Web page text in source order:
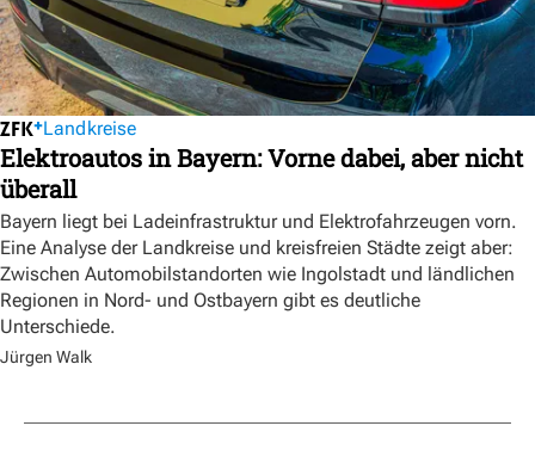
Landkreise
Elektroautos in Bayern: Vorne dabei, aber nicht
überall
Bayern liegt bei Ladeinfrastruktur und Elektrofahrzeugen vorn.
Eine Analyse der Landkreise und kreisfreien Städte zeigt aber:
Zwischen Automobilstandorten wie Ingolstadt und ländlichen
Regionen in Nord- und Ostbayern gibt es deutliche
Unterschiede.
Jürgen Walk